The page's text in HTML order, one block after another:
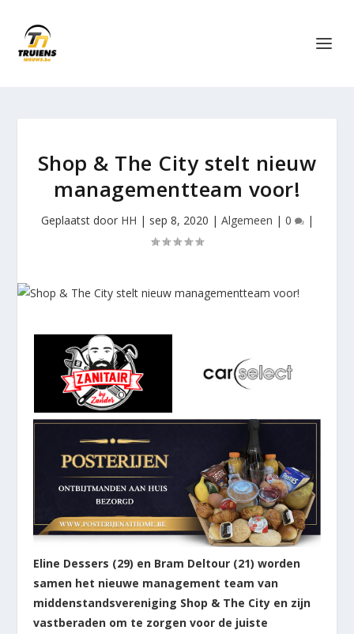
Shop & The City stelt nieuw
managementteam voor!
Geplaatst door HH | sep 8, 2020 | Algemeen | 0 |
Eline Dessers (29) en Bram Deltour (21) worden
samen het nieuwe management team van
middenstandsvereniging Shop & The City en zijn
vastberaden om te zorgen voor de juiste